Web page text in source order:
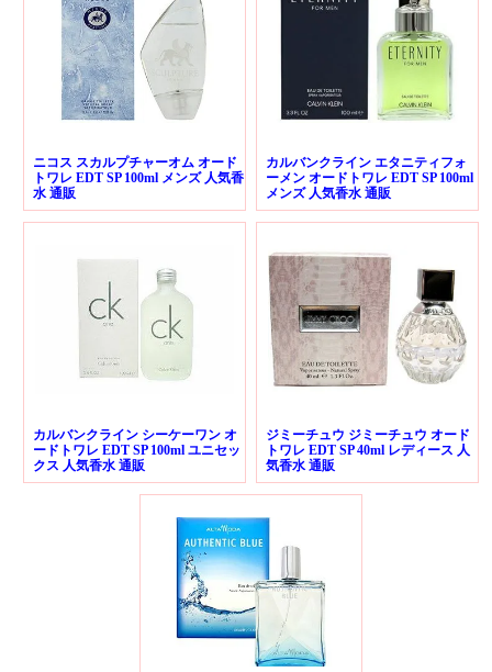
ニコス スカルプチャーオム オード
トワレ EDT SP 100ml メンズ 人気香
水 通販
カルバンクライン エタニティフォ
ーメン オードトワレ EDT SP 100ml
メンズ 人気香水 通販
カルバンクライン シーケーワン オ
ードトワレ EDT SP 100ml ユニセッ
クス 人気香水 通販
ジミーチュウ ジミーチュウ オード
トワレ EDT SP 40ml レディース 人
気香水 通販